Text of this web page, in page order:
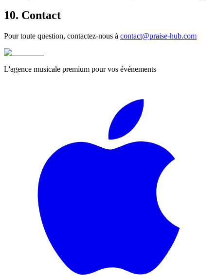
10. Contact
Pour toute question, contactez-nous à contact@praise-hub.com
L'agence musicale premium pour vos événements